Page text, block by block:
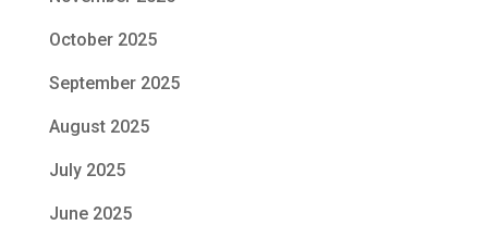
October 2025
September 2025
August 2025
July 2025
June 2025